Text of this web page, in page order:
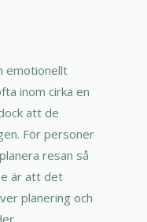
emotionellt
inom cirka en
att de
För personer
resan så
är att det
planering och